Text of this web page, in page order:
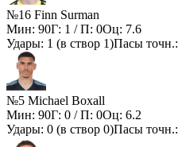
№16 Finn Surman
Мин: 90Г: 1 / П: 0Оц: 7.6
Удары: 1 (в створ 1)Пасы точн.:
№5 Michael Boxall
Мин: 90Г: 0 / П: 0Оц: 6.2
Удары: 0 (в створ 0)Пасы точн.: